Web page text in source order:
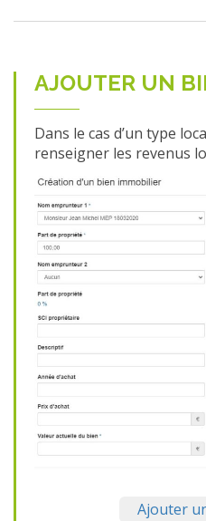
AJOUTER UN
Dans le cas d’un type
renseigner les revenus
Ajouter